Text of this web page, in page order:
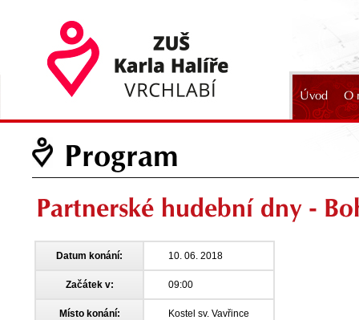
Úvod O
Program
Partnerské hudební dny -
Datum konání: 10. 06. 2018
Začátek v: 09:00
Místo konání: Kostel sv. Vavřince